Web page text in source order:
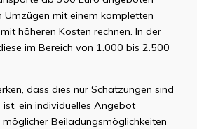
Umzügen mit einem kompletten
höheren Kosten rechnen. In der
im Bereich von 1.000 bis 2.500
dass dies nur Schätzungen sind
ein individuelles Angebot
Beiladungsmöglichkeiten